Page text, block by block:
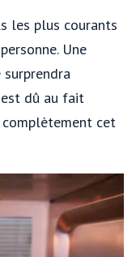
les plus courants
Une
est dû au fait
cet